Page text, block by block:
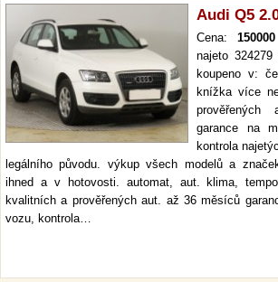
Audi Q5
Cena: 150000
najeto
koupeno v:
knížka více
garance na
kontrola
legálního původu. výkup všech modelů a
ihned a v hotovosti. automat, aut. klima,
kvalitních a prověřených aut. až 36 měsíců
vozu, kontrola…